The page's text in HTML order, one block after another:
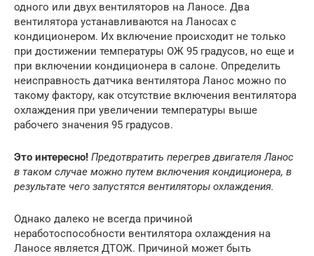
одного или двух вентиляторов на Ланосе. Два
вентилятора устанавливаются на Ланосах с
кондиционером. Их включение происходит не только
при достижении температуры ОЖ 95 градусов, но еще и
при включении кондиционера в салоне. Определить
неисправность датчика вентилятора Ланос можно по
такому фактору, как отсутствие включения вентилятора
охлаждения при увеличении температуры выше
рабочего значения 95 градусов.
Это интересно! Предотвратить перегрев двигателя Ланос
в таком случае можно путем включения кондиционера, в
результате чего запустятся вентиляторы охлаждения.
Однако далеко не всегда причиной
неработоспособности вентилятора охлаждения на
Ланосе является ДТОЖ. Причиной может быть